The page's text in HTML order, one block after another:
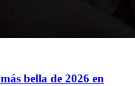
bella de 2026 en